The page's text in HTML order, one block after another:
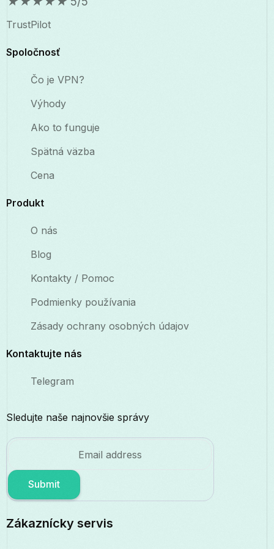
TrustPilot
Spoločnosť
Čo je VPN?
Výhody
Ako to funguje
Spätná väzba
Cena
Produkt
O nás
Blog
Kontakty / Pomoc
Podmienky používania
Zásady ochrany osobných údajov
Kontaktujte nás
Telegram
Sledujte naše najnovšie správy
Submit
Zákaznícky servis